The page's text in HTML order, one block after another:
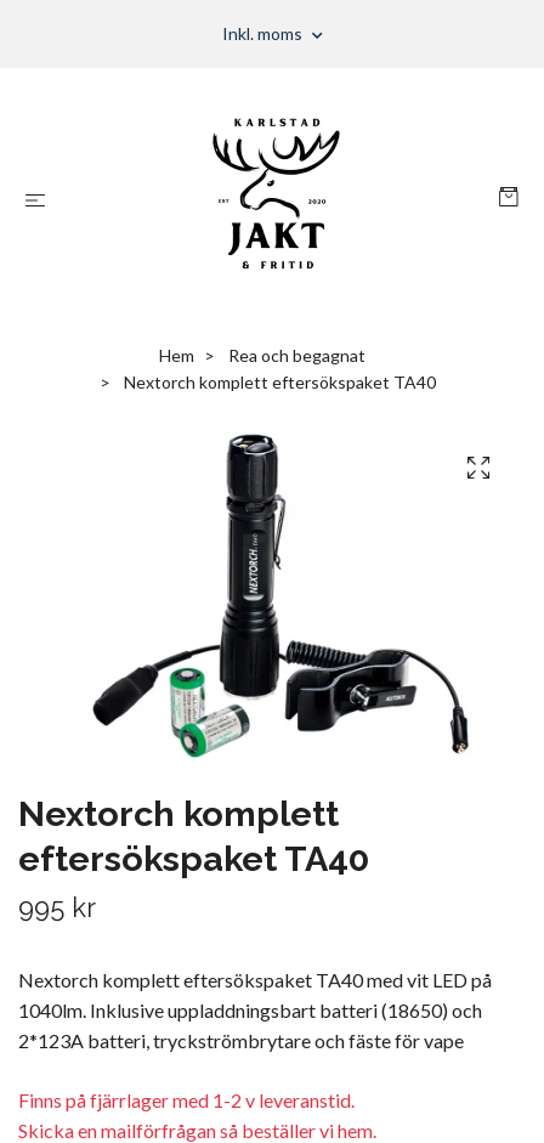
Inkl. moms
Hem
Rea och begagnat
Nextorch komplett eftersökspaket TA40
Nextorch komplett
eftersökspaket TA40
995 kr
Nextorch komplett eftersökspaket TA40 med vit LED på
1040lm. Inklusive uppladdningsbart batteri (18650) och
2*123A batteri, tryckströmbrytare och fäste för vape
Finns på fjärrlager med 1-2 v leveranstid.
Skicka en mailförfrågan så beställer vi hem.